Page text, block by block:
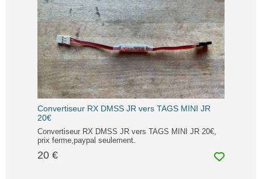
Convertiseur RX DMSS JR vers TAGS MINI JR
20€
Convertiseur RX DMSS JR vers TAGS MINI JR 20€,
prix ferme,paypal seulement.
20 €